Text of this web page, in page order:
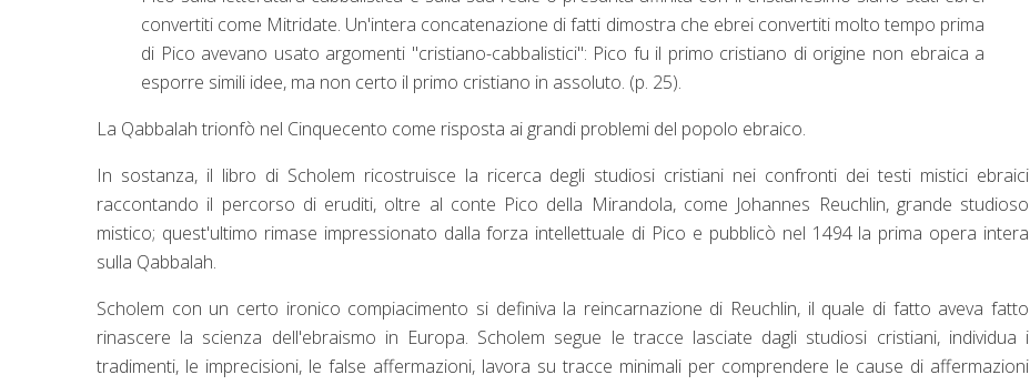
convertiti come Mitridate. Un'intera concatenazione di fatti dimostra che ebrei convertiti molto tempo prima
di Pico avevano usato argomenti "cristiano-cabbalistici": Pico fu il primo cristiano di origine non ebraica a
esporre simili idee, ma non certo il primo cristiano in assoluto. (p. 25).
La Qabbalah trionfò nel Cinquecento come risposta ai grandi problemi del popolo ebraico.
In sostanza, il libro di Scholem ricostruisce la ricerca degli studiosi cristiani nei confronti dei testi mistici ebraici
raccontando il percorso di eruditi, oltre al conte Pico della Mirandola, come Johannes Reuchlin, grande studioso
mistico; quest'ultimo rimase impressionato dalla forza intellettuale di Pico e pubblicò nel 1494 la prima opera intera
sulla Qabbalah.
Scholem con un certo ironico compiacimento si definiva la reincarnazione di Reuchlin, il quale di fatto aveva fatto
rinascere la scienza dell'ebraismo in Europa. Scholem segue le tracce lasciate dagli studiosi cristiani, individua i
tradimenti, le imprecisioni, le false affermazioni, lavora su tracce minimali per comprendere le cause di affermazioni